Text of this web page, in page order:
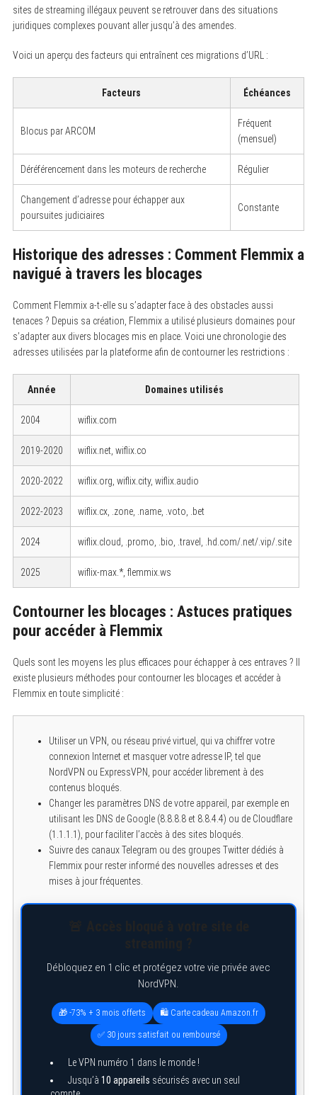
sites de streaming illégaux peuvent se retrouver dans des situations
juridiques complexes pouvant aller jusqu’à des amendes.
Voici un aperçu des facteurs qui entraînent ces migrations d’URL :
Facteurs Échéances
Blocus par ARCOM
Fréquent
(mensuel)
Déréférencement dans les moteurs de recherche Régulier
Changement d’adresse pour échapper aux
poursuites judiciaires
Constante
Historique des adresses : Comment Flemmix a
navigué à travers les blocages
Comment Flemmix a-t-elle su s’adapter face à des obstacles aussi
tenaces ? Depuis sa création, Flemmix a utilisé plusieurs domaines pour
s’adapter aux divers blocages mis en place. Voici une chronologie des
adresses utilisées par la plateforme afin de contourner les restrictions :
Année Domaines utilisés
2004 wiflix.com
2019-2020 wiflix.net, wiflix.co
2020-2022 wiflix.org, wiflix.city, wiflix.audio
2022-2023 wiflix.cx, .zone, .name, .voto, .bet
2024 wiflix.cloud, .promo, .bio, .travel, .hd.com/.net/.vip/.site
2025 wiflix-max.*, flemmix.ws
Contourner les blocages : Astuces pratiques
pour accéder à Flemmix
Quels sont les moyens les plus efficaces pour échapper à ces entraves ? Il
existe plusieurs méthodes pour contourner les blocages et accéder à
Flemmix en toute simplicité :
Utiliser un VPN, ou réseau privé virtuel, qui va chiffrer votre
connexion Internet et masquer votre adresse IP, tel que
NordVPN ou ExpressVPN, pour accéder librement à des
contenus bloqués.
Changer les paramètres DNS de votre appareil, par exemple en
utilisant les DNS de Google (8.8.8.8 et 8.8.4.4) ou de Cloudflare
(1.1.1.1), pour faciliter l’accès à des sites bloqués.
Suivre des canaux Telegram ou des groupes Twitter dédiés à
Flemmix pour rester informé des nouvelles adresses et des
mises à jour fréquentes.
Débloquez en 1 clic et protégez votre vie privée avec
NordVPN.
🎁 -73% + 3 mois offerts 🛍️ Carte cadeau Amazon.fr
✅ 30 jours satisfait ou remboursé
Le VPN numéro 1 dans le monde !
Jusqu’à 10 appareils sécurisés avec un seul